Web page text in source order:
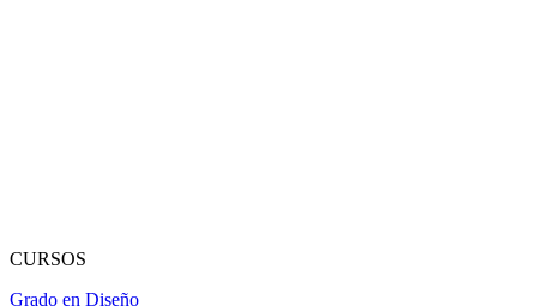
CURSOS
Grado en Diseño